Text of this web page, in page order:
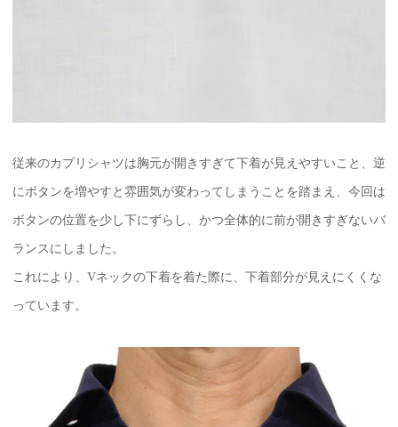
従来のカプリシャツは胸元が開きすぎて下着が見えやすいこと、逆
にボタンを増やすと雰囲気が変わってしまうことを踏まえ、今回は
ボタンの位置を少し下にずらし、かつ全体的に前が開きすぎないバ
ランスにしました。
これにより、Vネックの下着を着た際に、下着部分が見えにくくな
っています。